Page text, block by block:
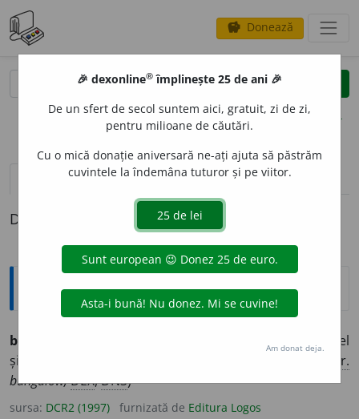
savings Donează
clear
opțiuni
definiții (1)
Definiția cu ID-ul 555527:
Explicative DEX
bungal
1981 Casă (de vacanță) cu un singur nivel
și cu verande
fr.
bungalow;DEX,DN3)
sursa: DCR2 (1997) furnizată de Editura Logos
🎉 dexonline® împlinește 25 de ani 🎉
De un sfert de secol suntem aici, gratuit, zi de zi,
pentru milioane de căutări.
Cu o mică donație aniversară ne-ați ajuta să păstrăm
cuvintele la îndemâna tuturor și pe viitor.
Am donat deja.